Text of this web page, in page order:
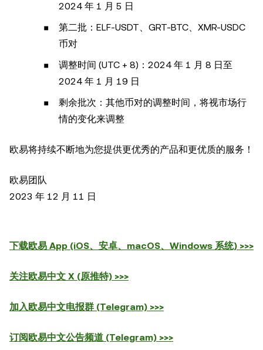
2024 年 1 月 5 日
第二批：ELF-USDT、GRT-BTC、XMR-USDC
币对
调整时间 (UTC + 8)：2024 年 1 月 8 日至
2024 年 1 月 19 日
剩余批次：其他币对的调整时间，将视市场行
情的变化来调整
欧易将持续不断地为您提供更优秀的产品和更优质的服务！
欧易团队
2023 年 12 月 11 日
下载欧易 App (iOS、安卓、macOS、Windows 系统) >>>
关注欧易中文 X (原推特) >>>
加入欧易中文电报群 (Telegram) >>>
订阅欧易中文公告频道 (Telegram) >>>